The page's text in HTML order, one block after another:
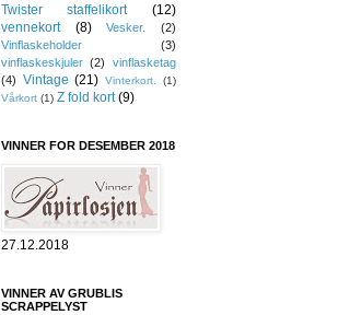
Twister staffelikort
(12)
vennekort
(8) Vesker.
(2)
Vinflaskeholder
(3)
vinflaskeskjuler (2)
vinflasketag
(4) Vintage (21) Vinterkort.
(1)
Vårkort (1) Z fold kort (9)
VINNER FOR DESEMBER 2018
27.12.2018
VINNER AV GRUBLIS
SCRAPPELYST